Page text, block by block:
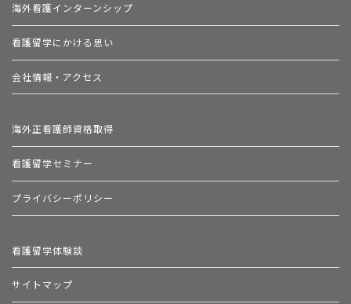
海外看護インターンシップ
看護留学にかける思い
会社情報・アクセス
海外正看護師資格取得
看護留学セミナー
プライバシーポリシー
看護留学体験談
サイトマップ